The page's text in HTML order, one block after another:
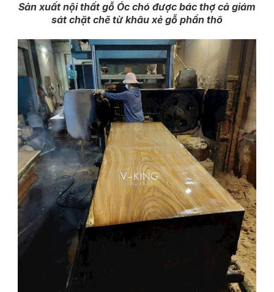
Sản xuất nội thất gỗ Óc chó được bác thợ cả giám
sát chặt chẽ từ khâu xẻ gỗ phần thô